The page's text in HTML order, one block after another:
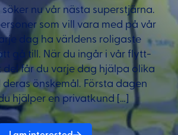
söker nu vår nästa superstjärna.
som vill vara med på vår
dag ha världens roligaste
gå till. När du ingår i vår flytt-
får du varje dag hjälpa olika
deras önskemål. Första dagen
hjälper en privatkund […]